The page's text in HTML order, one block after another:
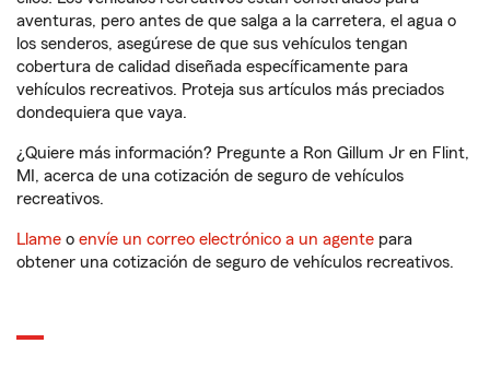
aventuras, pero antes de que salga a la carretera, el agua o
los senderos, asegúrese de que sus vehículos tengan
cobertura de calidad diseñada específicamente para
vehículos recreativos. Proteja sus artículos más preciados
dondequiera que vaya.
¿Quiere más información? Pregunte a Ron Gillum Jr en Flint,
MI, acerca de una cotización de seguro de vehículos
recreativos.
Llame o envíe un correo electrónico a un agente para
obtener una cotización de seguro de vehículos recreativos.